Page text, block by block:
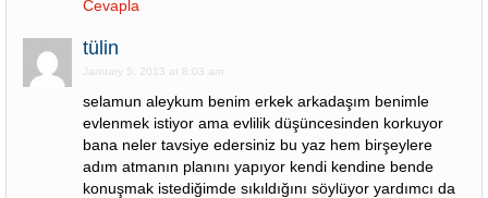
Cevapla
tülin
January 5, 2013 at 8:03 am
selamun aleykum benim erkek arkadaşım benimle
evlenmek istiyor ama evlilik düşüncesinden korkuyor
bana neler tavsiye edersiniz bu yaz hem birşeylere
adım atmanın planını yapıyor kendi kendine bende
konuşmak istediğimde sıkıldığını söylüyor yardımcı da